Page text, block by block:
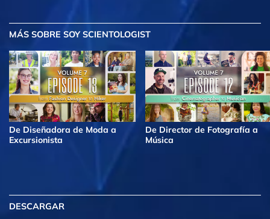
MÁS SOBRE SOY SCIENTOLOGIST
De Diseñadora de Moda a
Excursionista
De Director de Fotografía a
Música
DESCARGAR